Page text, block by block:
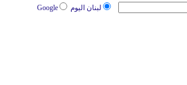
لبنان اليوم Google